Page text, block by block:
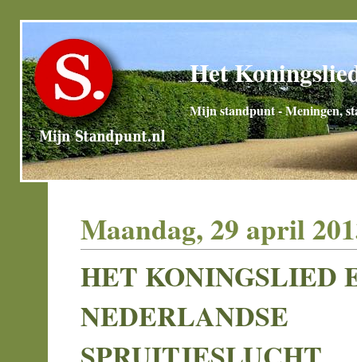
Het
Mijn standpunt - Meningen,
Maandag, 29 april
HET KONINGSLIED
NEDERLANDSE